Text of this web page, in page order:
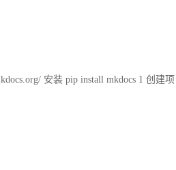
安装 pip install mkdocs 1 创建项